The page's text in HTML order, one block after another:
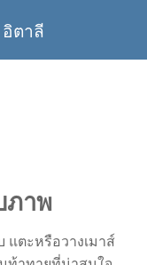
อิตาลี
ภาพ
แตะหรือวางเมาส์